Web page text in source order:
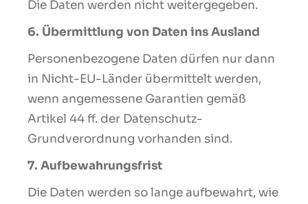
Die Daten werden nicht weitergegeben.
6. Übermittlung von Daten ins Ausland
Personenbezogene Daten dürfen nur dann
in Nicht-EU-Länder übermittelt werden,
wenn angemessene Garantien gemäß
Artikel 44 ff. der Datenschutz-
Grundverordnung vorhanden sind.
7. Aufbewahrungsfrist
Die Daten werden so lange aufbewahrt, wie